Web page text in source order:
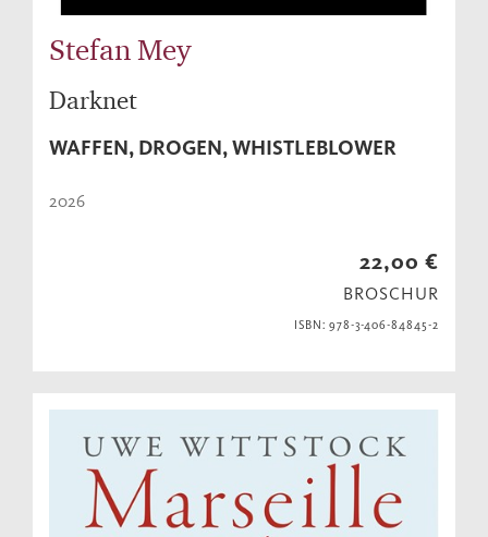
Stefan Mey
Darknet
WAFFEN, DROGEN, WHISTLEBLOWER
2026
22,00 €
BROSCHUR
ISBN: 978-3-406-84845-2